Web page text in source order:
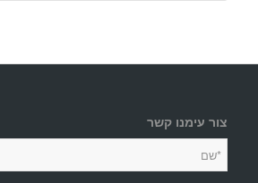
צור עימנו קשר